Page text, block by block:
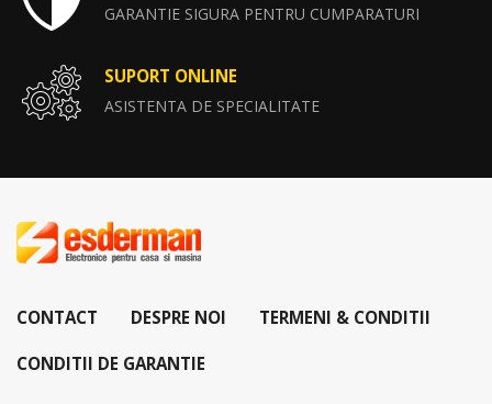
GARANTIE SIGURA PENTRU CUMPARATURI
SUPORT ONLINE
ASISTENTA DE SPECIALITATE
CONTACT DESPRE NOI TERMENI & CONDITII
CONDITII DE GARANTIE